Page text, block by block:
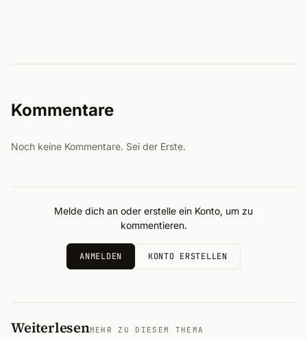
Kommentare
Noch keine Kommentare. Sei der Erste.
Melde dich an oder erstelle ein Konto, um zu
kommentieren.
ANMELDEN KONTO ERSTELLEN
WeiterlesenMEHR ZU DIESEM THEMA